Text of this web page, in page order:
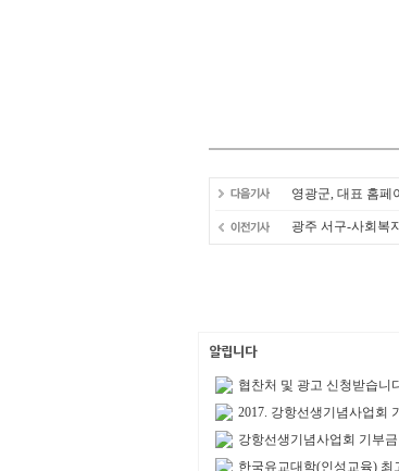
영광군, 대표 홈페
광주 서구-사회복
협찬처 및 광고 신청받습니
2017. 강항선생기념사업회
강항선생기념사업회 기부금
한국유교대학(인성교육) 최